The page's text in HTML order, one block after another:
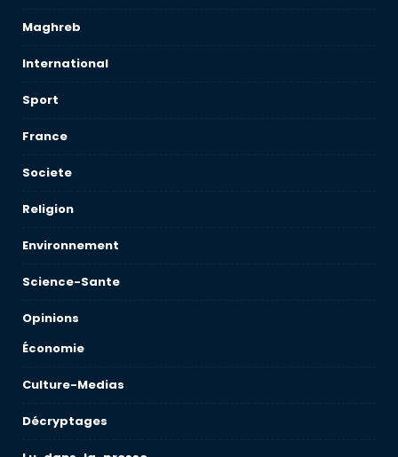
Maghreb
International
Sport
France
Societe
Religion
Environnement
Science-Sante
Opinions
Économie
Culture-Medias
Décryptages